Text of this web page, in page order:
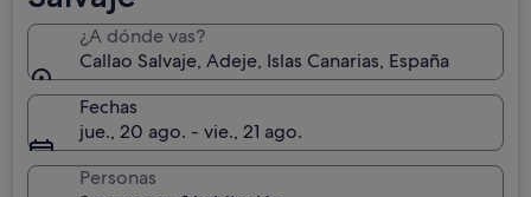
¿A dónde vas?
Callao Salvaje, Adeje, Islas Canarias, España
Fechas
jue., 20 ago. - vie., 21 ago.
Personas